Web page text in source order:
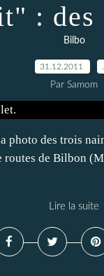
: des
Bilbo
31.12.2011
Par Samom
photo des trois
de Bilbon
Lire la suite